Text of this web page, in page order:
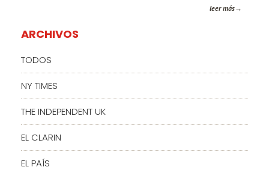
leer más
ARCHIVOS
TODOS
NY TIMES
THE INDEPENDENT UK
EL CLARIN
EL PAÍS